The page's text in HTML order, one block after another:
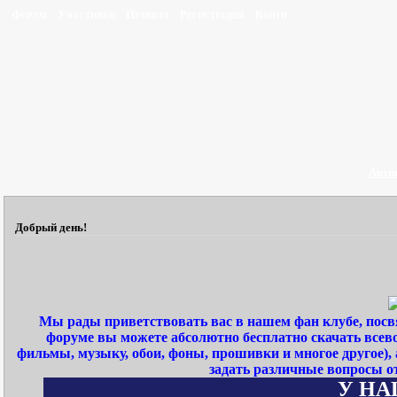
Добрый день!
Мы рады приветствовать вас в нашем фан клубе,
форуме вы можете абсолютно бесплатно скачать
фильмы, музыку, обои, фоны, прошивки и многое
задать различные вопросы
У